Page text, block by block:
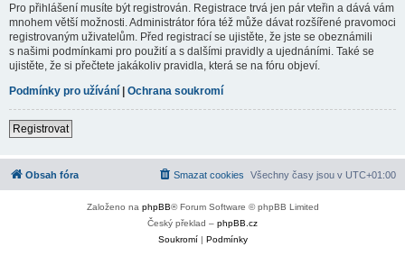
Pro přihlášení musíte být registrován. Registrace trvá jen pár vteřin a dává vám
mnohem větší možnosti. Administrátor fóra též může dávat rozšířené pravomoci
registrovaným uživatelům. Před registrací se ujistěte, že jste se obeznámili
s našimi podmínkami pro použití a s dalšími pravidly a ujednáními. Také se
ujistěte, že si přečtete jakákoliv pravidla, která se na fóru objeví.
Podmínky pro užívání | Ochrana soukromí
Registrovat
Obsah fóra Všechny časy jsou v UTC+01:00
Smazat cookies
Založeno na phpBB® Forum Software © phpBB Limited
Český překlad – phpBB.cz
Soukromí| Podmínky